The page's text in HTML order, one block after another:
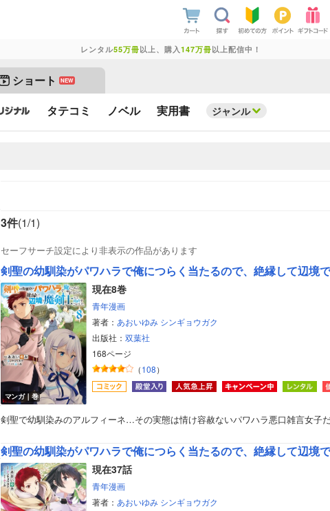
レンタル55万冊以上、購入 147万冊以上配信中！
ショート NEW
タテコミ ノベル 実用書 ジャンル
3件(1/1)
セーフサーチ設定により非表示の作品があります
マンガ｜巻
現在8巻
青年漫画
著者： あおいゆみ シンギョウガク
出版社： 双葉社
168ページ
（108）
剣聖で幼馴染みのアルフィーネ…その実態は情け容赦ないパワハラ悪口雑言女子
現在37話
青年漫画
著者： あおいゆみ シンギョウガク